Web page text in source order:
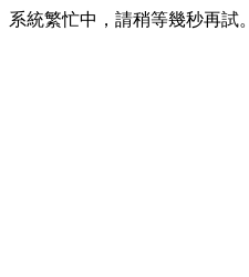
系統繁忙中，請稍等幾秒再試。